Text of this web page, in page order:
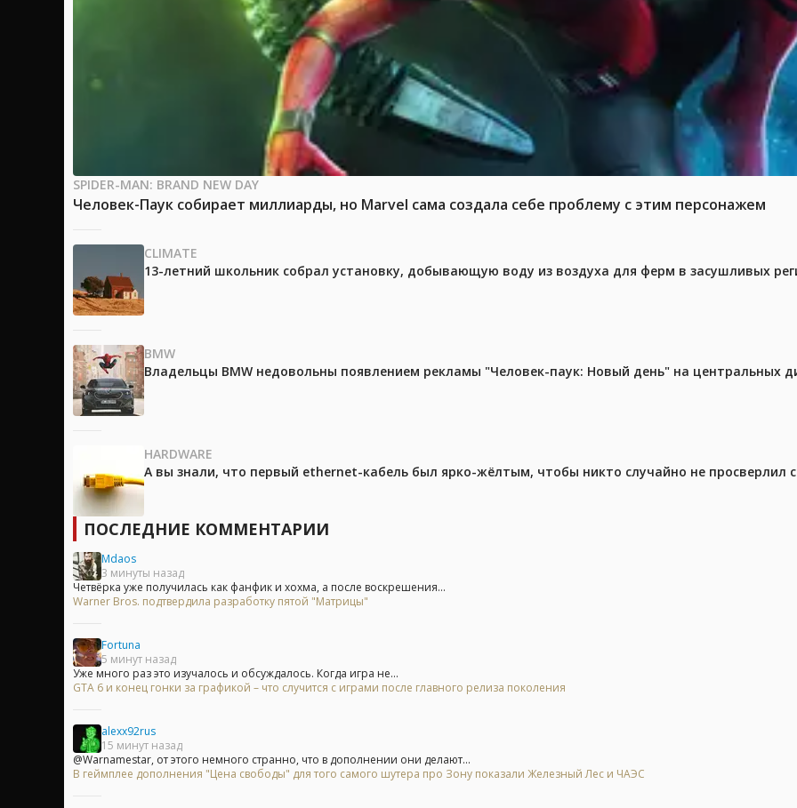
SPIDER-MAN: BRAND NEW DAY
Человек-Паук собирает миллиарды, но Marvel сама создала себе проблему с этим персонажем
CLIMATE
13-летний школьник собрал установку, добывающую воду из воздуха для ферм в засушливых
BMW
Владельцы BMW недовольны появлением рекламы "Человек-паук: Новый день" на центральных
HARDWARE
А вы знали, что первый ethernet-кабель был ярко-жёлтым, чтобы никто случайно не просверлил
ПОСЛЕДНИЕ КОММЕНТАРИИ
Mdaos
3 минуты назад
Четвёрка уже получилась как фанфик и хохма, а после воскрешения...
Warner Bros. подтвердила разработку пятой "Матрицы"
Fortuna
5 минут назад
Уже много раз это изучалось и обсуждалось. Когда игра не...
GTA 6 и конец гонки за графикой – что случится с играми после главного релиза поколения
alexx92rus
15 минут назад
@Warnamestar, от этого немного странно, что в дополнении они делают...
В геймплее дополнения "Цена свободы" для того самого шутера про Зону показали Железный Лес и ЧАЭС